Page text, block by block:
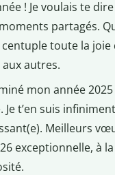
! Je voulais te
partagés.
toute la joie
autres.
mon année
Je t’en suis infiniment
Meilleurs
exceptionnelle, à